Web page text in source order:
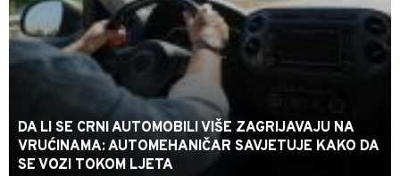
DA LI SE CRNI AUTOMOBILI VIŠE ZAGRIJAVAJU NA
VRUĆINAMA: AUTOMEHANIČAR SAVJETUJE KAKO DA
SE VOZI TOKOM LJETA